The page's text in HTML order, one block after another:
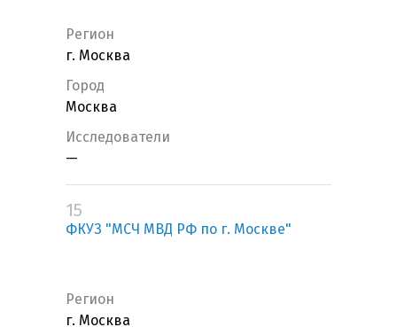
Регион
г. Москва
Город
Москва
Исследователи
—
15
ФКУЗ "МСЧ МВД РФ по г. Москве"
Регион
г. Москва